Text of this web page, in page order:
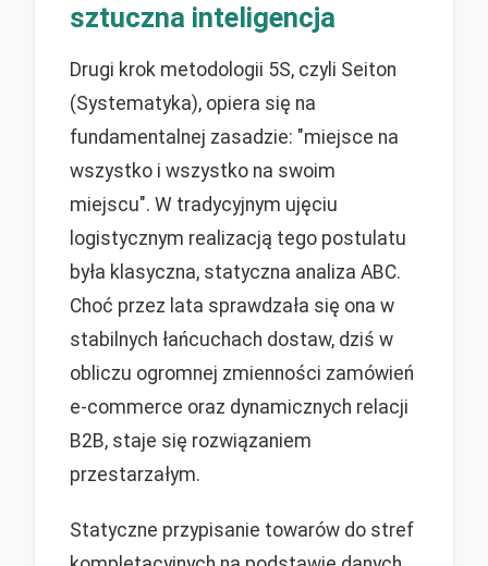
sztuczna inteligencja
Drugi krok metodologii 5S, czyli Seiton
(Systematyka), opiera się na
fundamentalnej zasadzie: "miejsce na
wszystko i wszystko na swoim
miejscu". W tradycyjnym ujęciu
logistycznym realizacją tego postulatu
była klasyczna, statyczna analiza ABC.
Choć przez lata sprawdzała się ona w
stabilnych łańcuchach dostaw, dziś w
obliczu ogromnej zmienności zamówień
e-commerce oraz dynamicznych relacji
B2B, staje się rozwiązaniem
przestarzałym.
Statyczne przypisanie towarów do stref